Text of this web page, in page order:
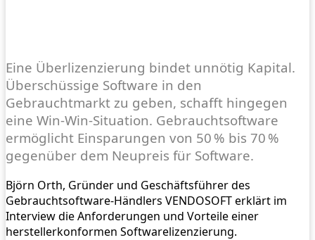
Eine Überlizenzierung bindet unnötig Kapital.
Überschüssige Software in den
Gebrauchtmarkt zu geben, schafft hingegen
eine Win-Win-Situation. Gebrauchtsoftware
ermöglicht Einsparungen von 50 % bis 70 %
gegenüber dem Neupreis für Software.
Björn Orth, Gründer und Geschäftsführer des
Gebrauchtsoftware-Händlers VENDOSOFT erklärt im
Interview die Anforderungen und Vorteile einer
herstellerkonformen Softwarelizenzierung.